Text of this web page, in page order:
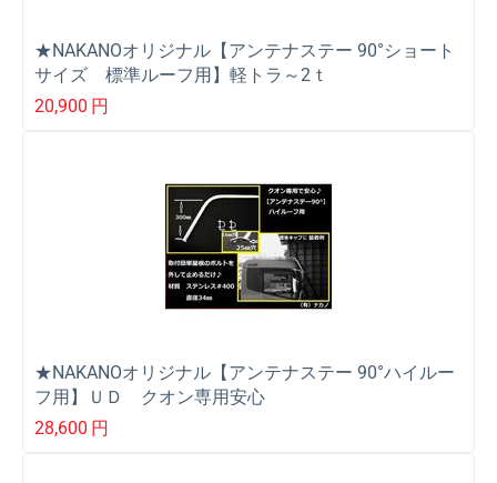
★NAKANOオリジナル【アンテナステー 90°ショート
サイズ 標準ルーフ用】軽トラ～2ｔ
20,900 円
★NAKANOオリジナル【アンテナステー 90°ハイルー
フ用】ＵＤ クオン専用安心
28,600 円